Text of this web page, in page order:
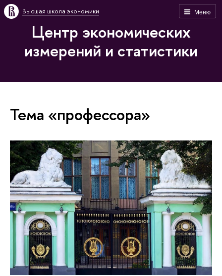
Меню
Высшая школа экономики
Центр экономических
измерений и статистики
Тема «профессора»